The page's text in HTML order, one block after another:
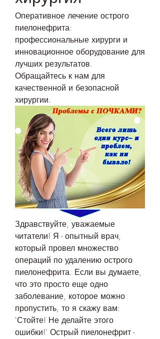
Оперативное лечение острого
пиелонефрита:
профессиональные хирурги и
инновационное оборудование для
лучших результатов.
Обращайтесь к нам для
качественной и безопасной
хирургии.
Здравствуйте, уважаемые
читатели! Я - опытный врач,
который провел множество
операций по удалению острого
пиелонефрита. Если вы думаете,
что это просто еще одно
заболевание, которое можно
пропустить, то я скажу вам:
'Стойте! Не делайте этого
ошибки!' Острый пиелонефрит -